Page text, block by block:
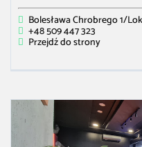
Bolesława Chrobrego 1/
+48 509 447 323
Przejdź do strony